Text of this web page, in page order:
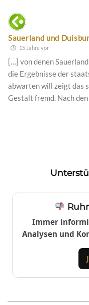
Sauerland und
15 Jahre vor
[…] von denen
die Ergebnisse der
abwarten will zeigt das
Gestalt fremd. Nach
Immer
Analysen und